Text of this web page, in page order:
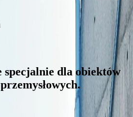
diesla dla wysp i infrastruktury
i dane dotyczące rzeczywistej
specjalnie dla obiektów